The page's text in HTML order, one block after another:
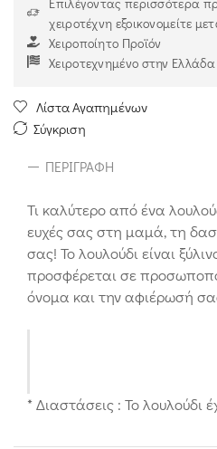
χειροτέχνη εξοικονομείτε
Χειροποίητο Προϊόν
Χειροτεχνημένο στην Ελλάδα
Λίστα Αγαπημένων
Σύγκριση
ΠΕΡΙΓΡΑΦΉ
Τι καλύτερο από ένα
ευχές σας στη μαμά, τη
σας! Το λουλούδι είναι
προσφέρεται σε
όνομα και την αφιέρωσή
* Διαστάσεις : Το λουλούδι